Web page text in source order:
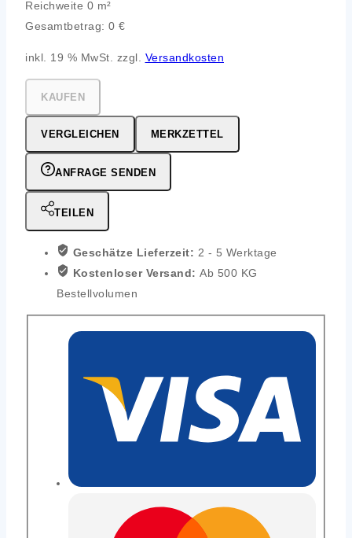
Reichweite 0 m²
Gesamtbetrag: 0 €
inkl. 19 % MwSt. zzgl. Versandkosten
KAUFEN
VERGLEICHEN MERKZETTEL
ANFRAGE SENDEN
TEILEN
Geschätze Lieferzeit: 2 - 5 Werktage
Kostenloser Versand: Ab 500 KG
Bestellvolumen